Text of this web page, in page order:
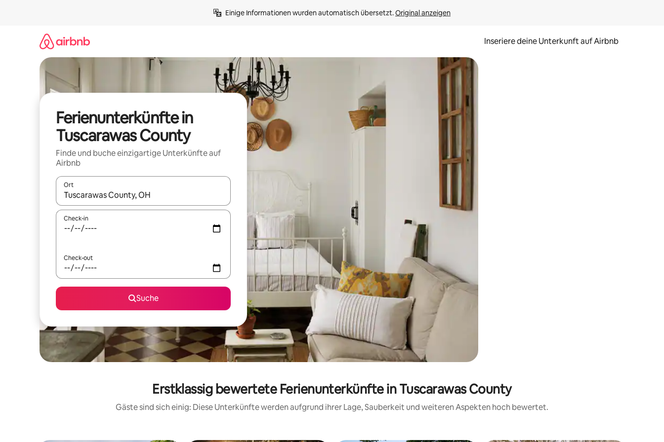
Einige Informationen wurden automatisch übersetzt. Original anzeigen
Inseriere deine Unterkunft auf Airbnb
Ferienunterkünfte in
Tuscarawas County
Finde und buche einzigartige Unterkünfte auf
Airbnb
Ort
Wenn Ergebnisse verfügbar sind, navigiere mit den Pfeiltasten nach oben und unten oder erkunde die Ergebnisse durch Berühren oder Wischgesten.
Check-in
Check-out
Suche
Erstklassig bewertete Ferienunterkünfte in Tuscarawas County
Gäste sind sich einig: Diese Unterkünfte werden aufgrund ihrer Lage, Sauberkeit und weiteren Aspekten hoch bewertet.